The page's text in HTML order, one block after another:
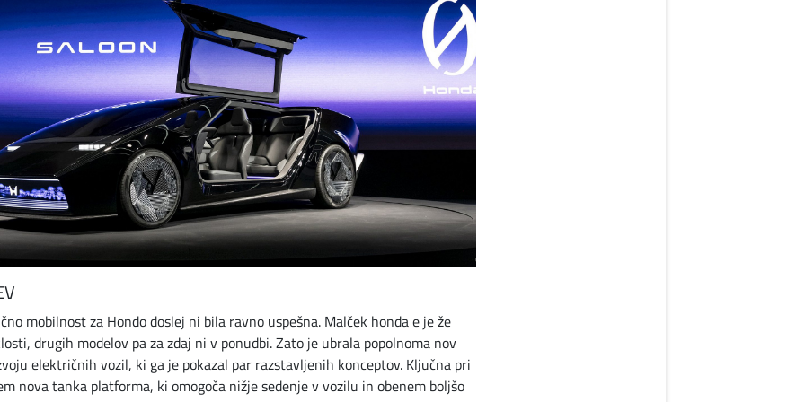
mobilnost za Hondo doslej ni bila ravno uspešna. Malček honda e je že
drugih modelov pa za zdaj ni v ponudbi. Zato je ubrala popolnoma nov
električnih vozil, ki ga je pokazal par razstavljenih konceptov. Ključna pri
nova tanka platforma, ki omogoča nižje sedenje v vozilu in obenem boljšo